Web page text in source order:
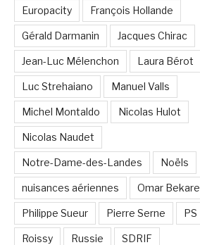
Europacity François Hollande
Gérald Darmanin Jacques Chirac
Jean-Luc Mélenchon Laura Bérot
Luc Strehaiano Manuel Valls
Michel Montaldo Nicolas Hulot
Nicolas Naudet
Notre-Dame-des-Landes Noëls
nuisances aériennes Omar Bekare
Philippe Sueur Pierre Serne PS
Roissy Russie SDRIF